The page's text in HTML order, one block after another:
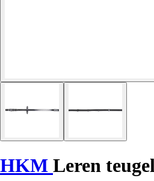
HKM Leren